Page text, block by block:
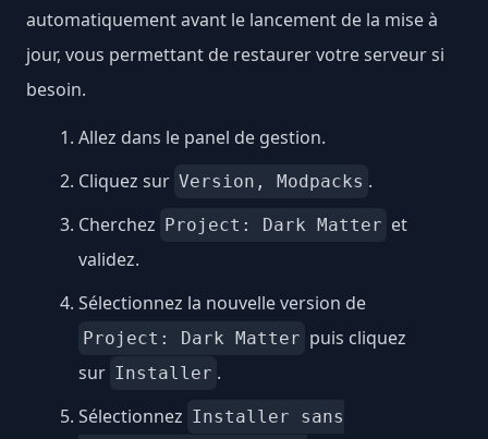
automatiquement avant le lancement de la mise à
jour, vous permettant de restaurer votre serveur si
besoin.
Allez dans le panel de gestion.
Cliquez sur Version, Modpacks .
Cherchez Project: Dark Matter et
validez.
Sélectionnez la nouvelle version de
Project: Dark Matter puis cliquez
sur Installer .
Sélectionnez Installer sans